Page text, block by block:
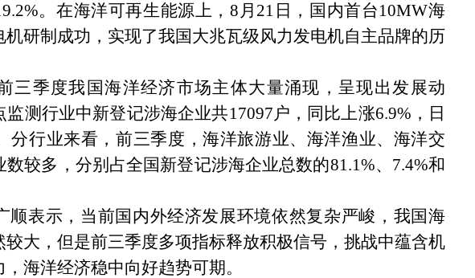
。在海洋可再生能源上，8 月 21 日，国内首台10MW海
研制成功，实现了我国大兆瓦级风力发电机自主品牌的历
三季度我国海洋经济市场主体大量涌现，呈现出发展动
监测行业中新登记涉海企业共17097户，同比上涨6.9% ，日
分行业来看，前三季度，海洋旅游业、海洋渔业、海洋交
数较多，分别占全国新登记涉海企业总数的81.1%、 7.4%和
顺表示，当前国内外经济发展环境依然复杂严峻，我国海
大，但是前三季度多项指标释放积极信号，挑战中蕴含机
海洋经济稳中向好趋势可期。